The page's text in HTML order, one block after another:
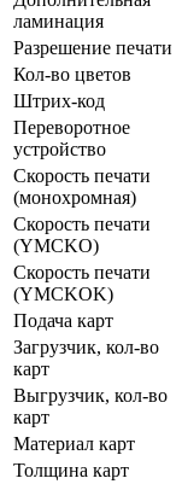
ламинация
Разрешение печати
Кол-во цветов
Штрих-код
Переворотное
устройство
Скорость печати
(монохромная)
Скорость печати
(YMCKO)
Скорость печати
(YMCKOK)
Подача карт
Загрузчик, кол-во
карт
Выгрузчик, кол-во
карт
Материал карт
Толщина карт